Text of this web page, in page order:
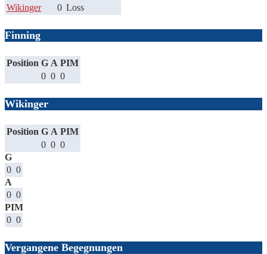
Wikinger
0 Loss
Finning
Position G A PIM
0 0 0
Wikinger
Position G A PIM
0 0 0
G
0 0
A
0 0
PIM
0 0
Vergangene Begegnungen